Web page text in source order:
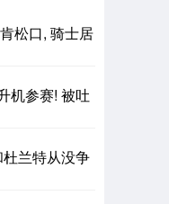
松口, 骑士居
机参赛! 被吐
兰特从没争